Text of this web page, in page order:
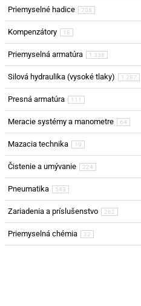
Priemyselné hadice 708
Kompenzátory 18
Priemyselná armatúra 1 338
Silová hydraulika (vysoké tlaky) 1 287
Presná armatúra 111
Meracie systémy a manometre 64
Mazacia technika 19
Čistenie a umývanie 224
Pneumatika 543
Zariadenia a príslušenstvo 262
Priemyselná chémia 32